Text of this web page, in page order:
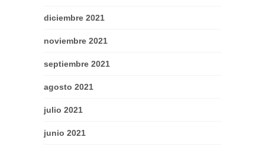
diciembre 2021
noviembre 2021
septiembre 2021
agosto 2021
julio 2021
junio 2021